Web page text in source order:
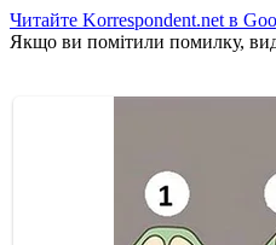
Читайте Korrespondent.net в
Якщо ви помітили помилку,